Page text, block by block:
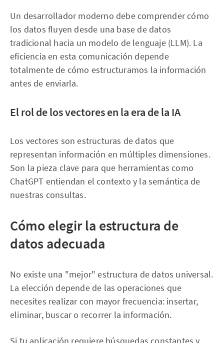
Un desarrollador moderno debe comprender cómo
los datos fluyen desde una base de datos
tradicional hacia un modelo de lenguaje (LLM). La
eficiencia en esta comunicación depende
totalmente de cómo estructuramos la información
antes de enviarla.
El rol de los vectores en la era de la IA
Los vectores son estructuras de datos que
representan información en múltiples dimensiones.
Son la pieza clave para que herramientas como
ChatGPT entiendan el contexto y la semántica de
nuestras consultas.
Cómo elegir la estructura de
datos adecuada
No existe una "mejor" estructura de datos universal.
La elección depende de las operaciones que
necesites realizar con mayor frecuencia: insertar,
eliminar, buscar o recorrer la información.